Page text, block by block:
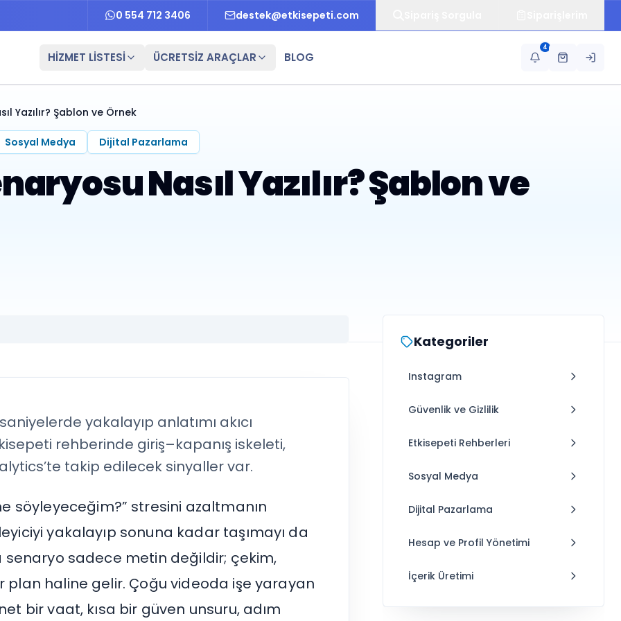
0 554 712 3406 destek@etkisepeti.com
HİZMET LİSTESİ ÜCRETSİZ ARAÇLAR BLOG
4
Yazılır? Şablon ve Örnek
Sosyal Medya Dijital Pazarlama
yakalayıp anlatımı akıcı
rehberinde giriş–kapanış iskeleti,
takip edilecek sinyaller var.
söyleyeceğim?” stresini azaltmanın
yakalayıp sonuna kadar taşımayı da
senaryo sadece metin değildir; çekim,
plan haline gelir. Çoğu videoda işe yarayan
bir vaat, kısa bir güven unsuru, adım
Kategoriler
Instagram
Güvenlik ve Gizlilik
Etkisepeti Rehberleri
Sosyal Medya
Dijital Pazarlama
Hesap ve Profil Yönetimi
İçerik Üretimi